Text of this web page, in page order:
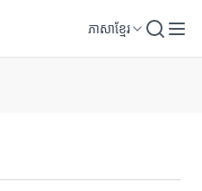
ភាសាខ្មែរ